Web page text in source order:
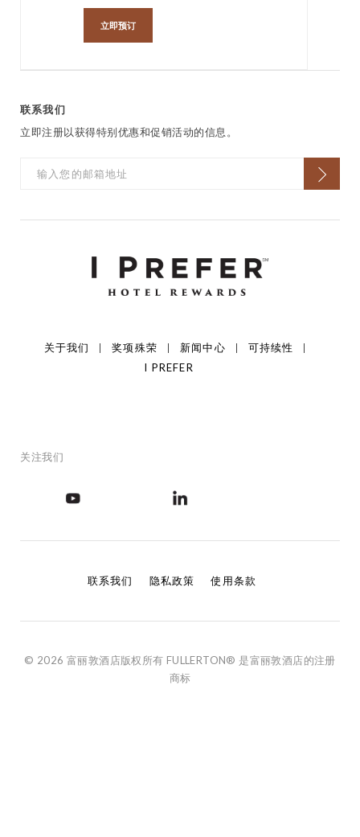
立即预订
联系我们
立即注册以获得特别优惠和促销活动的信息。
关于我们 奖项殊荣 新闻中心
可持续性
I PREFER
关注我们
联系我们 隐私政策 使用条款
© 2026 富丽敦酒店版权所有 FULLERTON® 是富丽敦酒店的注册
商标